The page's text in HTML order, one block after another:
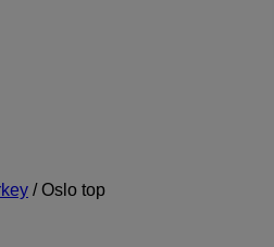
/Oslo top